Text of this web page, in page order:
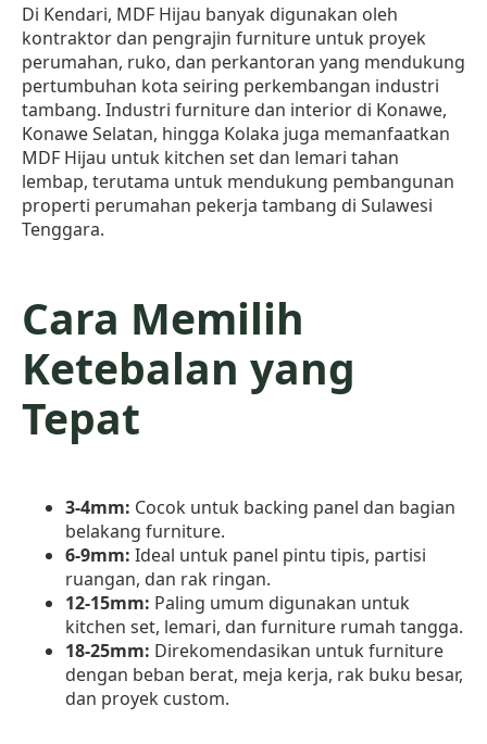
Di Kendari, MDF Hijau banyak digunakan oleh
kontraktor dan pengrajin furniture untuk proyek
perumahan, ruko, dan perkantoran yang mendukung
pertumbuhan kota seiring perkembangan industri
tambang. Industri furniture dan interior di Konawe,
Konawe Selatan, hingga Kolaka juga memanfaatkan
MDF Hijau untuk kitchen set dan lemari tahan
lembap, terutama untuk mendukung pembangunan
properti perumahan pekerja tambang di Sulawesi
Tenggara.
Cara Memilih
Ketebalan yang
Tepat
3-4mm: Cocok untuk backing panel dan bagian
belakang furniture.
6-9mm: Ideal untuk panel pintu tipis, partisi
ruangan, dan rak ringan.
12-15mm: Paling umum digunakan untuk
kitchen set, lemari, dan furniture rumah tangga.
18-25mm: Direkomendasikan untuk furniture
dengan beban berat, meja kerja, rak buku besar,
dan proyek custom.